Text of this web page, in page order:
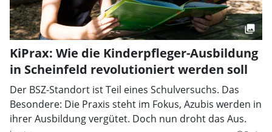
KiPrax: Wie die Kinderpfleger-Ausbildung
in Scheinfeld revolutioniert werden soll
Der BSZ-Standort ist Teil eines Schulversuchs. Das
Besondere: Die Praxis steht im Fokus, Azubis werden in
ihrer Ausbildung vergütet. Doch nun droht das Aus.